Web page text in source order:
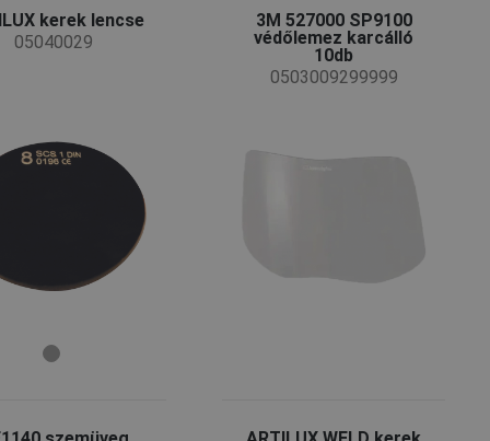
kerek lencse
05040029
3M 527000 SP9100
védőlemez karcálló
10db
0503009299999